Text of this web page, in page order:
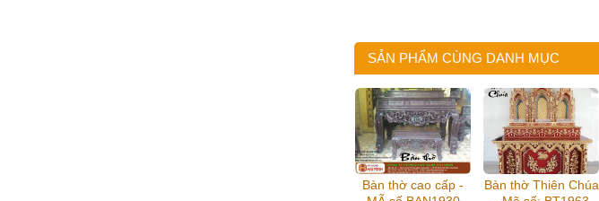
SẢN PHẨM CÙNG DANH MỤC
Bàn thờ cao cấp -
Bàn thờ Thiên Chúa